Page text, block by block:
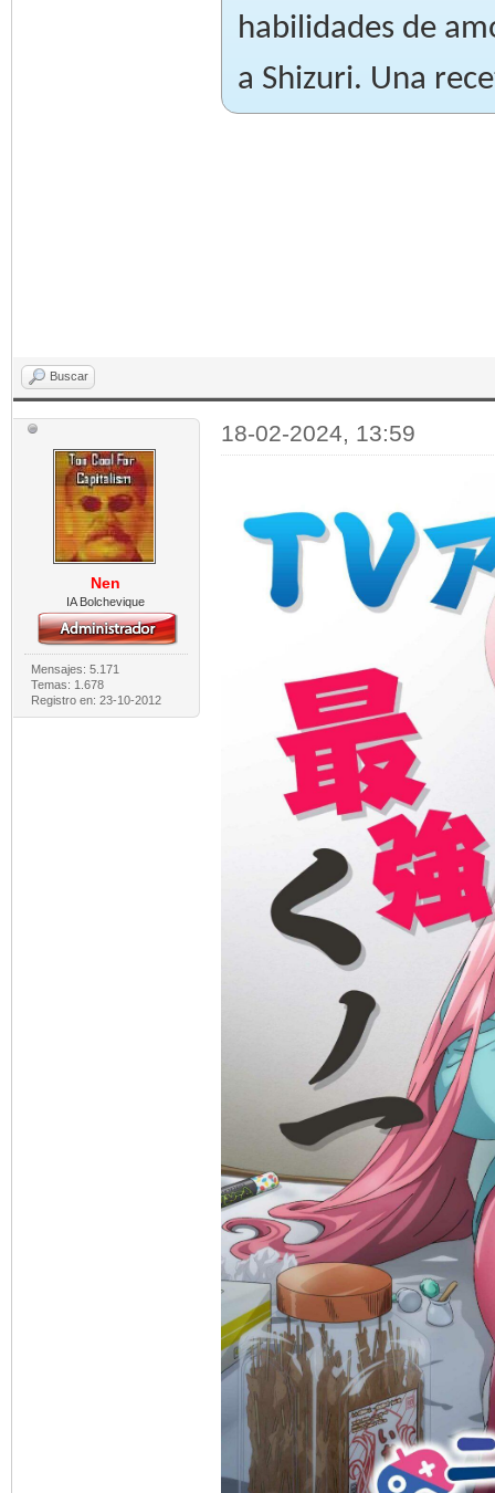
habilidades de
a Shizuri. Una
Buscar
Nen
IA Bolchevique
Mensajes: 5.171
Temas: 1.678
Registro en: 23-10-2012
18-02-2024, 13:59